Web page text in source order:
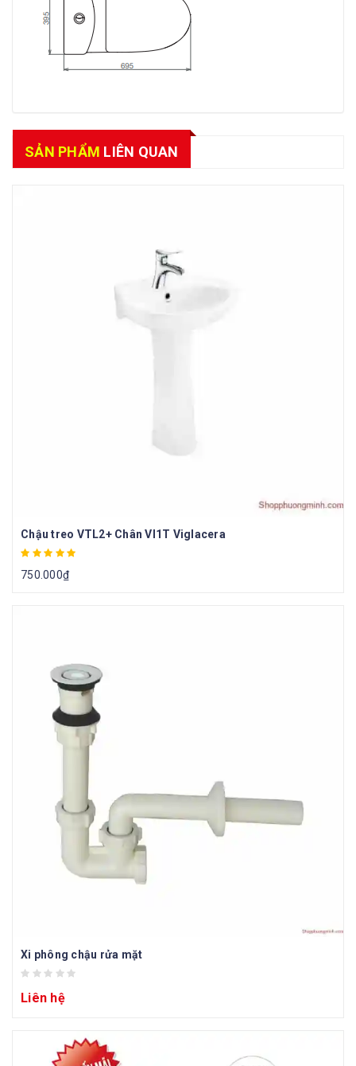
SẢN PHẨM LIÊN QUAN
Chậu treo VTL2+ Chân VI1T Viglacera
750.000₫
Xi phông chậu rửa mặt
Liên hệ